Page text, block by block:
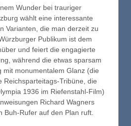
Wunder bei trauriger
wählt eine interessante
Varianten, die man derzeit zu
Publikum ist dem
und feiert die engagierte
während die etwas sparsam
mit monumentalem Glanz (die
Reichsparteitags-Tribüne, die
1936 im Riefenstahl-Film)
Richard Wagners
Buh-Rufer auf den Plan ruft.